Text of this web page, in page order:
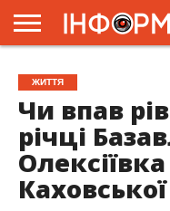
ГОЛОВНА
ЖИТТЯ
ВЛАДА
ГРОШІ
ТРЕШ
ПРЕС-
РЕЛІЗИ
РЕКЛАМА
ПРОЕКТИ
ЖИТТЯ
Чи впав
річці